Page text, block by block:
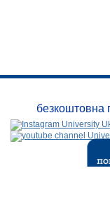
безкоштовна
Про
заклад